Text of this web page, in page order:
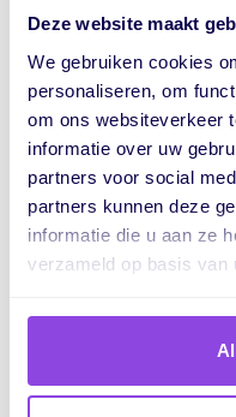
Deze website maakt
We gebruiken cookies
personaliseren, om
om ons websiteverkeer
informatie over uw
partners voor social
partners kunnen deze
informatie die u aan ze
verzameld op basis van
onderscheiden
Werkt met statussen
houden
Zo maak je je planning